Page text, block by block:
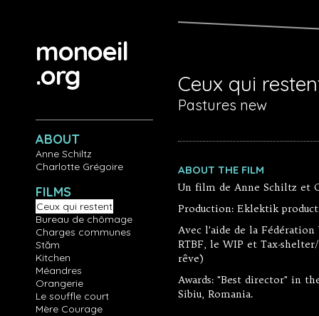
monoeil
.org
ABOUT
Anne Schiltz
Charlotte Grégoire
FILMS
Ceux qui restent
Bureau de chômage
Charges communes
Stăm
Kitchen
Méandres
Orangerie
Le souffle court
Mère Courage
Ceux qui
Pastures new
ABOUT THE FILM
Un film de Anne Schiltz et
Production: Eklektik
Avec l'aide de la
RTBF, le WIP et Tax-
rêve)
Awards: "Best director" in
Sibiu, Romania.